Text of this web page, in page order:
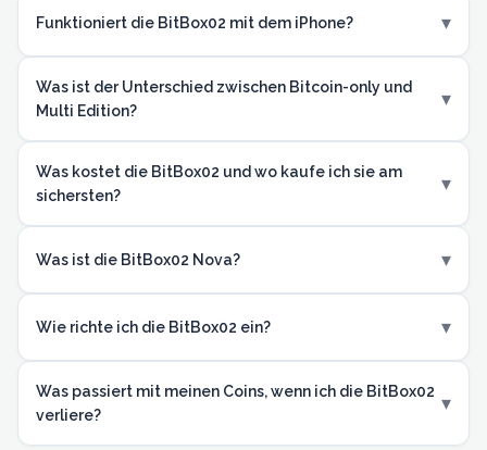
Funktioniert die BitBox02 mit dem iPhone? ▾
Was ist der Unterschied zwischen Bitcoin-only und
Multi Edition?
▾
Was kostet die BitBox02 und wo kaufe ich sie am
sichersten?
▾
Was ist die BitBox02 Nova? ▾
Wie richte ich die BitBox02 ein? ▾
Was passiert mit meinen Coins, wenn ich die BitBox02
verliere?
▾